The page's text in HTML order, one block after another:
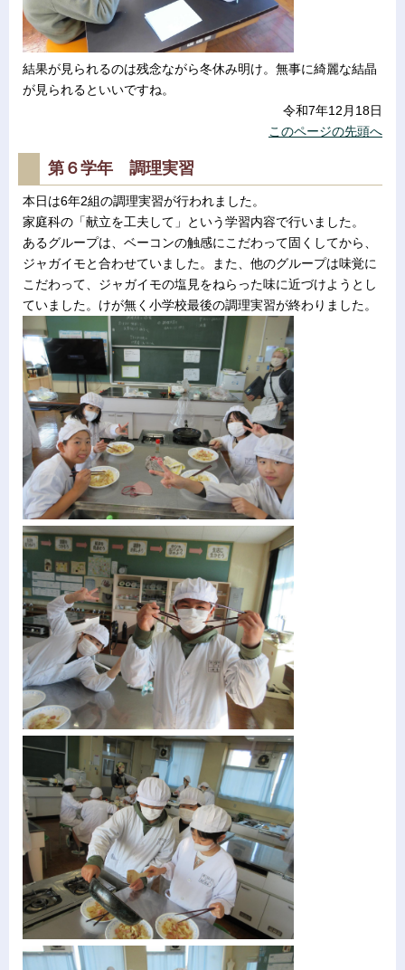
結果が見られるのは残念ながら冬休み明け。無事に綺麗な結晶
が見られるといいですね。
令和7年12月18日
このページの先頭へ
第６学年 調理実習
本日は6年2組の調理実習が行われました。
家庭科の「献立を工夫して」という学習内容で行いました。
あるグループは、ベーコンの触感にこだわって固くしてから、
ジャガイモと合わせていました。また、他のグループは味覚に
こだわって、ジャガイモの塩見をねらった味に近づけようとし
ていました。けが無く小学校最後の調理実習が終わりました。